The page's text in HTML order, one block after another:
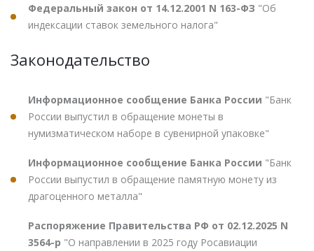
Федеральный закон от 14.12.2001 N 163-ФЗ "Об
индексации ставок земельного налога"
Законодательство
Информационное сообщение Банка России "Банк
России выпустил в обращение монеты в
нумизматическом наборе в сувенирной упаковке"
Информационное сообщение Банка России "Банк
России выпустил в обращение памятную монету из
драгоценного металла"
Распоряжение Правительства РФ от 02.12.2025 N
3564-р "О направлении в 2025 году Росавиации